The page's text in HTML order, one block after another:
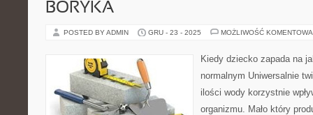
BORYKA
POSTED BY ADMIN GRU - 23 - 2025 MOŻLIWOŚĆ
Kiedy dziecko zapada na
normalnym Uniwersalnie
ilości wody korzystnie
organizmu. Mało który